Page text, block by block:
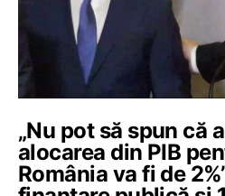
„Nu pot să spun că
alocarea din PIB
România va fi de